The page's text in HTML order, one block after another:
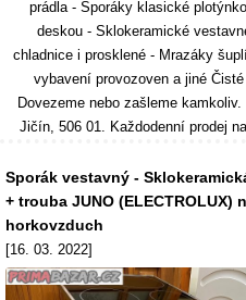
prádla - Sporáky klasické
deskou - Sklokeramické
chladnice i prosklené - Mrazáky
vybavení provozoven a jiné
Dovezeme nebo zašleme
Jičín, 506 01. Každodenní prodej
Sporák vestavný -
+ trouba JUNO (ELECTROLUX)
horkovzduch
[16. 03. 2022]